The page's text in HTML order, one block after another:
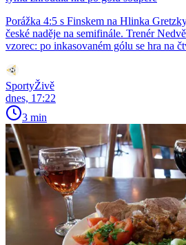
Porážka 4:5 s Finskem na Hlinka
české naděje na semifinále. Trenér
vzorec: po inkasovaném gólu se hra na
SportyŽivě
dnes, 17:22
3 min